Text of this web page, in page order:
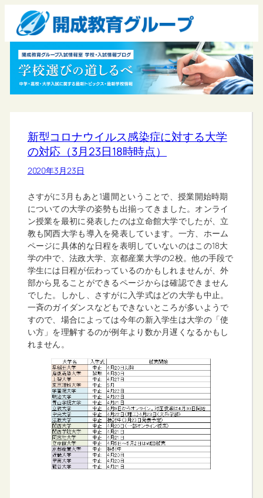
新型コロナウイルス感染症に対する大学
の対応（3月23日18時時点）
2020年3月23日
さすがに3月もあと1週間ということで、授業開始時期
についての大学の姿勢も出揃ってきました。オンライ
ン授業を最初に発表したのは立命館大学でしたが、立
教も関西大学も導入を発表しています。一方、ホーム
ページに具体的な日程を表明していないのはこの18大
学の中で、法政大学、京都産業大学の2校。他の手段で
学生には日程が伝わっているのかもしれませんが、外
部から見ることができるページからは確認できません
でした。しかし、さすがに入学式はどの大学も中止。
一斉のガイダンスなどもできないところが多いようで
すので、場合によっては今年の新入学生は大学の「使
い方」を理解するのが例年より数か月遅くなるかもし
れません。